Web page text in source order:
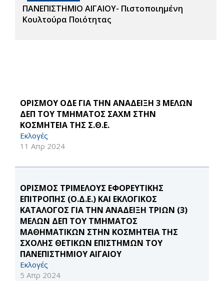
ΠΑΝΕΠΙΣΤΗΜΙΟ ΑΙΓΑΙΟΥ- Πιστοποιημένη
Κουλτούρα Ποιότητας
ΟΡΙΣΜΟΥ ΟΔΕ ΓΙΑ ΤΗΝ ΑΝΑΔΕΙΞΗ 3 ΜΕΛΩΝ
ΔΕΠ ΤΟΥ ΤΜΗΜΑΤΟΣ ΣΑΧΜ ΣΤΗΝ
ΚΟΣΜΗΤΕΙΑ ΤΗΣ Σ.Θ.Ε.
Εκλογές
11 Απρ 2024
ΟΡΙΣΜΟΣ ΤΡΙΜΕΛΟΥΣ ΕΦΟΡΕΥΤΙΚΗΣ
ΕΠΙΤΡΟΠΗΣ (Ο.Δ.Ε.) ΚΑΙ ΕΚΛΟΓΙΚΟΣ
ΚΑΤΑΛΟΓΟΣ ΓΙΑ ΤΗΝ ΑΝΑΔΕΙΞΗ ΤΡΙΩΝ (3)
ΜΕΛΩΝ ΔΕΠ ΤΟΥ ΤΜΗΜΑΤΟΣ
MΑΘΗΜΑΤΙΚΩΝ ΣΤΗΝ ΚΟΣΜΗΤΕΙΑ ΤΗΣ
ΣΧΟΛΗΣ ΘΕΤΙΚΩΝ ΕΠΙΣΤΗΜΩΝ ΤΟΥ
ΠΑΝΕΠΙΣΤΗΜΙΟΥ ΑΙΓΑΙΟΥ
Εκλογές
5 Απρ 2024